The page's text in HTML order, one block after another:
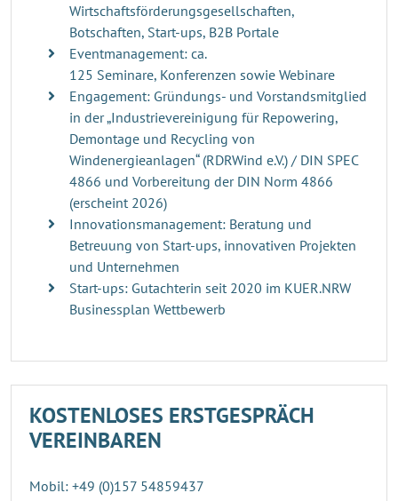
Wirtschaftsförderungsgesellschaften,
Botschaften, Start-ups, B2B Portale
Eventmanagement: ca.
125 Seminare, Konferenzen sowie Webinare
Engagement: Gründungs- und Vorstandsmitglied
in der „Industrievereinigung für Repowering,
Demontage und Recycling von
Windenergieanlagen“ (RDRWind e.V.) / DIN SPEC
4866 und Vorbereitung der DIN Norm 4866
(erscheint 2026)
Innovationsmanagement: Beratung und
Betreuung von Start-ups, innovativen Projekten
und Unternehmen
Start-ups: Gutachterin seit 2020 im KUER.NRW
Businessplan Wettbewerb
KOSTENLOSES ERSTGESPRÄCH
VEREINBAREN
Mobil: +49 (0)157 54859437